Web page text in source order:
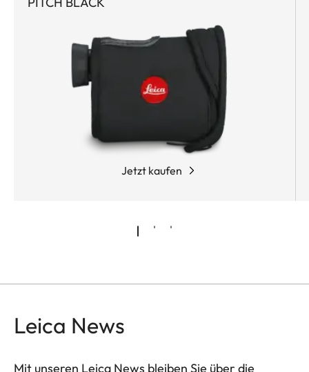
Jetzt kaufen
Leica News
Mit unseren Leica News bleiben Sie über die